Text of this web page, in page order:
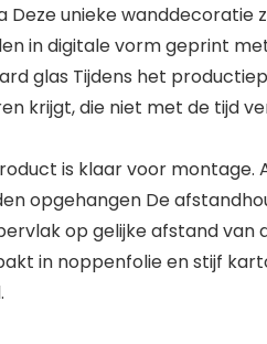
unieke
in digitale vorm
glas Tijdens het
krijgt, die niet met de tijd
product is klaar voor
opgehangen De
op gelijke afstand van
in noppenfolie en stijf